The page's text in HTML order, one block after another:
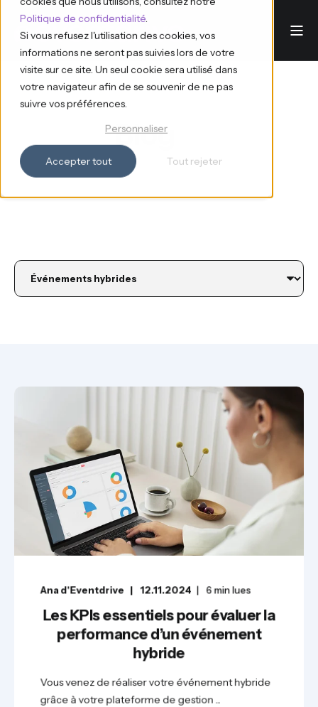
Politique de confidentialité.
Si vous refusez l'utilisation des cookies, vos
informations ne seront pas suivies lors de votre
visite sur ce site. Un seul cookie sera utilisé dans
votre navigateur afin de se souvenir de ne pas
suivre vos préférences.
Personnaliser
Accepter tout Tout rejeter
Blog
Ana d'Eventdrive 12.11.2024 6min lues
Les KPIs essentiels pour évaluer la
performance d’un événement
hybride
Vous venez de réaliser votre événement hybride
grâce à votre plateforme de gestion ...